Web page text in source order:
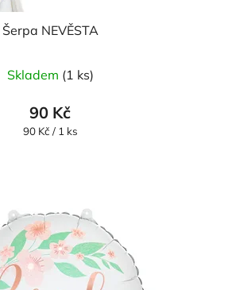
Šerpa NEVĚSTA
Skladem (1 ks)
90 Kč
Měrná
90 Kč / 1 ks